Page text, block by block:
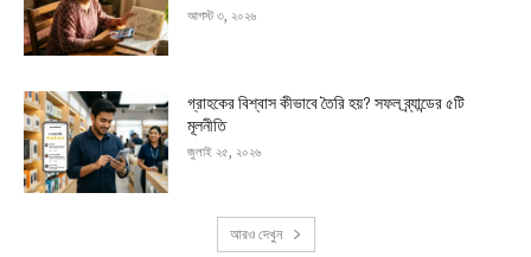
আগস্ট ৩, ২০২৬
গ্রাহকের বিশ্বাস কীভাবে তৈরি হয়? সফল ব্র্যান্ডের ৫টি
মূলনীতি
জুলাই ২৫, ২০২৬
আরও দেখুন